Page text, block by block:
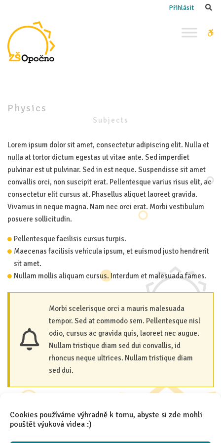
Cookies používáme výhradně k tomu, abyste si zde mohli
pouštět výuková videa :)
Přihlásit
Physics
Subjects
Lorem ipsum dolor sit amet, consectetur adipiscing elit. Nulla et
nulla at tortor dictum egestas ut vitae ante. Sed imperdiet
pulvinar est ut pulvinar. Sed in est neque. Suspendisse sit amet
convallis orci, non suscipit erat. Pellentesque varius risus elit, ac
consectetur elit cursus at. Phasellus aliquet laoreet gravida.
Vivamus in neque magna. Nam nec orci erat. Morbi vestibulum
posuere sollicitudin.
Pellentesque facilisis cursus turpis.
Maecenas facilisis vehicula ipsum, et euismod justo hendrerit
sit amet.
Nullam mollis aliquam cursus. Interdum et malesuada fames.
Morbi scelerisque orci a mauris malesuada
tempor. Sed at commodo sem. Pellentesque nisl
odio, cursus ac gravida quis, laoreet nec augue.
Nullam tristique diam sed dui convallis, id
rhoncus neque ultrices. Nullam tristique diam
sed dui.
Make an appointment: +48 776 778 505